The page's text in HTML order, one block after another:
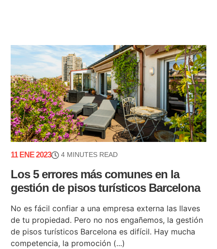
11 ENE 2023 4 MINUTES READ
Los 5 errores más comunes en la
gestión de pisos turísticos Barcelona
No es fácil confiar a una empresa externa las llaves
de tu propiedad. Pero no nos engañemos, la gestión
de pisos turísticos Barcelona es difícil. Hay mucha
competencia, la promoción (...)